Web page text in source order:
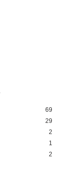
69
29
2
1
2